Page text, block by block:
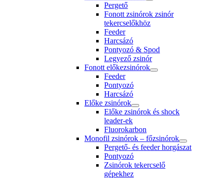
Pergető
Fonott zsinórok zsinór
tekercselőkhöz
Feeder
Harcsázó
Pontyozó & Spod
Legyező zsinór
Fonott előkezsinórok
Feeder
Pontyozó
Harcsázó
Előke zsinórok
Előke zsinórok és shock
leader-ek
Fluorokarbon
Monofil zsinórok – főzsinórok
Pergető- és feeder horgászat
Pontyozó
Zsinórok tekercselő
gépekhez